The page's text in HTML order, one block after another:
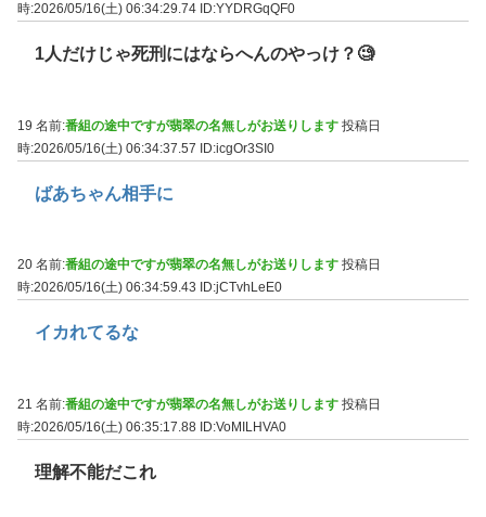
時:2026/05/16(土) 06:34:29.74 ID:YYDRGqQF0
1人だけじゃ死刑にはならへんのやっけ？🧐
19 名前:番組の途中ですが翡翠の名無しがお送りします 投稿日
時:2026/05/16(土) 06:34:37.57 ID:icgOr3SI0
ばあちゃん相手に
20 名前:番組の途中ですが翡翠の名無しがお送りします 投稿日
時:2026/05/16(土) 06:34:59.43
ID:jCTvhLeE0
イカれてるな
21 名前:番組の途中ですが翡翠の名無しがお送りします 投稿日
時:2026/05/16(土) 06:35:17.88 ID:VoMILHVA0
理解不能だこれ